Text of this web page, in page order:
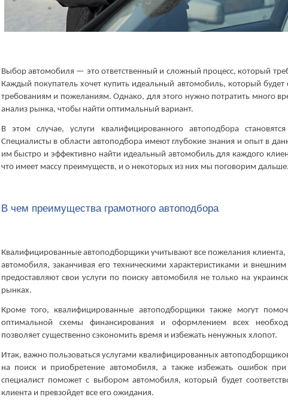
Выбор автомобиля — это ответственный и сложный процесс, который
Каждый покупатель хочет купить идеальный автомобиль, который будет
требованиям и пожеланиям. Однако, для этого нужно потратить много
анализ рынка, чтобы найти оптимальный вариант.
В этом случае, услуги квалифицированного автоподбора
Специалисты в области автоподбора имеют глубокие знания и опыт в
им быстро и эффективно найти идеальный автомобиль для каждого
что имеет массу преимуществ, и о некоторых из них мы поговорим дальше.
В чем преимущества грамотного автоподбора
Квалифицированные автоподборщики учитывают все пожелания
автомобиля, заканчивая его техническими характеристиками и
предоставляют свои услуги по поиску автомобиля не только на
рынках.
Кроме того, квалифицированные автоподборщики также могут
оптимальной схемы финансирования и оформлением всех
позволяет существенно сэкономить время и избежать ненужных хлопот.
Итак, важно пользоваться услугами квалифицированных
на поиск и приобретение автомобиля, а также избежать ошибок
специалист поможет с выбором автомобиля, который будет
клиента и превзойдет все его ожидания.